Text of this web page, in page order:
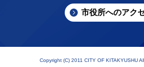
市役所へのアク
Copyright (C) 2011 CITY OF KITAKYUSHU